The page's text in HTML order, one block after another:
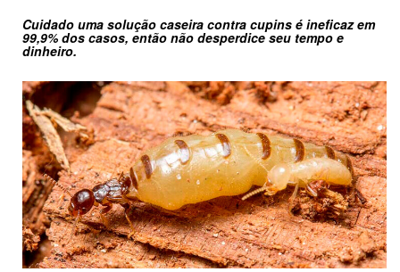
Cuidado uma solução caseira contra cupins é ineficaz em
99,9% dos casos, então não desperdice seu tempo e
dinheiro.